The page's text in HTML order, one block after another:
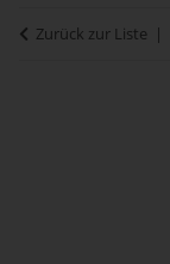
Zurück zur Liste